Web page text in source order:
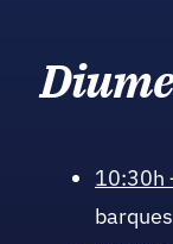
10:30h